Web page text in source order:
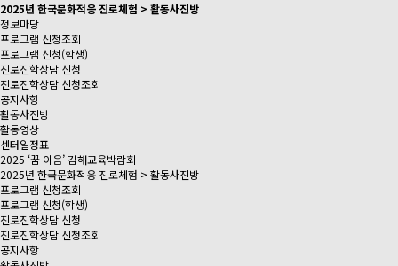
2025년 한국문화적응 진로체험 > 활동사진방
정보마당
프로그램 신청조회
프로그램 신청(학생)
진로진학상담 신청
진로진학상담 신청조회
공지사항
활동사진방
활동영상
센터일정표
2025 ‘꿈 이음’ 김해교육박람회
2025년 한국문화적응 진로체험 > 활동사진방
프로그램 신청조회
프로그램 신청(학생)
진로진학상담 신청
진로진학상담 신청조회
공지사항